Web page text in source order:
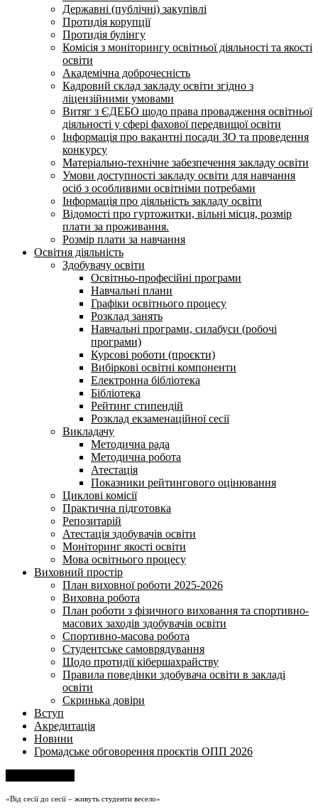
Державні (публічні) закупівлі
Протидія корупції
Протидія булінгу
Комісія з моніторингу освітньої діяльності та якості
освіти
Академічна доброчесність
Кадровий склад закладу освіти згідно з
ліцензійними умовами
Витяг з ЄДЕБО щодо права провадження освітньої
діяльності у сфері фахової передвищої освіти
Інформація про вакантні посади ЗО та проведення
конкурсу
Матеріально-технічне забезпечення закладу освіти
Умови доступності закладу освіти для навчання
осіб з особливими освітніми потребами
Інформація про діяльність закладу освіти
Відомості про гуртожитки, вільні місця, розмір
плати за проживання.
Розмір плати за навчання
Освітня діяльність
Здобувачу освіти
Освітньо-професійні програми
Навчальні плани
Графіки освітнього процесу
Розклад занять
Навчальні програми, силабуси (робочі
програми)
Курсові роботи (проєкти)
Вибіркові освітні компоненти
Електронна бібліотека
Бібліотека
Рейтинг стипендій
Розклад екзаменаційної сесії
Викладачу
Методична рада
Методична робота
Атестація
Показники рейтингового оцінювання
Циклові комісії
Практична підготовка
Репозитарій
Атестація здобувачів освіти
Моніторинг якості освіти
Мова освітнього процесу
Виховний простір
План виховної роботи 2025-2026
Виховна робота
План роботи з фізичного виховання та спортивно-
масових заходів здобувачів освіти
Спортивно-масова робота
Студентське самоврядування
Щодо протидії кібершахрайству
Правила поведінки здобувача освіти в закладі
освіти
Скринька довіри
Вступ
Акредитація
Новини
Громадське обговорення проєктів ОПП 2026
«Від сесії до сесії – живуть студенти весело»